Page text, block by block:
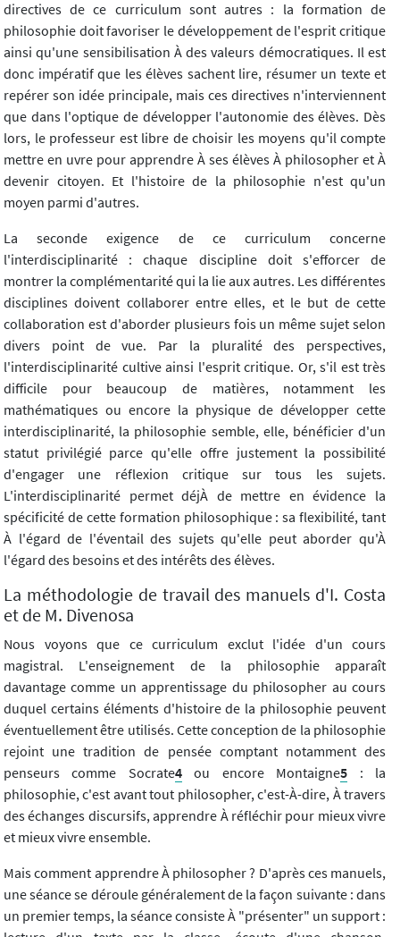
directives de ce curriculum sont autres : la formation de
philosophie doit favoriser le développement de l'esprit critique
ainsi qu'une sensibilisation À des valeurs démocratiques. Il est
donc impératif que les élèves sachent lire, résumer un texte et
repérer son idée principale, mais ces directives n'interviennent
que dans l'optique de développer l'autonomie des élèves. Dès
lors, le professeur est libre de choisir les moyens qu'il compte
mettre en uvre pour apprendre À ses élèves À philosopher et À
devenir citoyen. Et l'histoire de la philosophie n'est qu'un
moyen parmi d'autres.
La seconde exigence de ce curriculum concerne
l'interdisciplinarité : chaque discipline doit s'efforcer de
montrer la complémentarité qui la lie aux autres. Les différentes
disciplines doivent collaborer entre elles, et le but de cette
collaboration est d'aborder plusieurs fois un même sujet selon
divers point de vue. Par la pluralité des perspectives,
l'interdisciplinarité cultive ainsi l'esprit critique. Or, s'il est très
difficile pour beaucoup de matières, notamment les
mathématiques ou encore la physique de développer cette
interdisciplinarité, la philosophie semble, elle, bénéficier d'un
statut privilégié parce qu'elle offre justement la possibilité
d'engager une réflexion critique sur tous les sujets.
L'interdisciplinarité permet déjÀ de mettre en évidence la
spécificité de cette formation philosophique : sa flexibilité, tant
À l'égard de l'éventail des sujets qu'elle peut aborder qu'À
l'égard des besoins et des intérêts des élèves.
La méthodologie de travail des manuels d'I. Costa
et de M. Divenosa
Nous voyons que ce curriculum exclut l'idée d'un cours
magistral. L'enseignement de la philosophie apparaît
davantage comme un apprentissage du philosopher au cours
duquel certains éléments d'histoire de la philosophie peuvent
éventuellement être utilisés. Cette conception de la philosophie
rejoint une tradition de pensée comptant notamment des
penseurs comme Socrate4ou encore Montaigne5 : la
philosophie, c'est avant tout philosopher, c'est-À-dire, À travers
des échanges discursifs, apprendre À réfléchir pour mieux vivre
et mieux vivre ensemble.
Mais comment apprendre À philosopher ? D'après ces manuels,
une séance se déroule généralement de la façon suivante : dans
un premier temps, la séance consiste À "présenter" un support :